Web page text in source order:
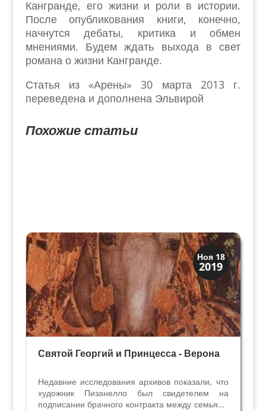
Кангранде, его жизни и роли в истории.
После опубликования книги, конечно,
начнутся дебаты, критика и обмен
мнениями. Будем ждать выхода в свет
романа о жизни Кангранде.
Статья из «Арены» 30 марта 2013 г.
переведена и дополнена Эльвирой
Похожие статьи
Ноя 18
2019
Искусство
Художники
Святой Георгий и Принцесса - Верона
Недавние исследования архивов показали, что
художник Пизанелло был свидетелем на
подписании брачного контракта между семьями